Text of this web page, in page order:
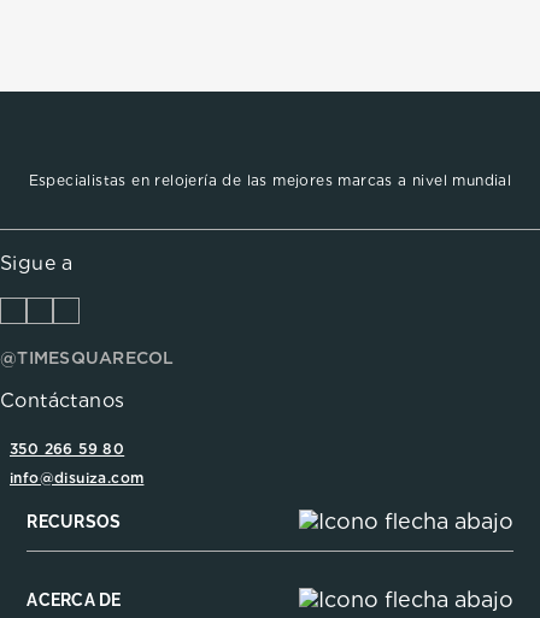
Especialistas en relojería de las mejores marcas a nivel mundial
Sigue a
@TIMESQUARECOL
Contáctanos
350 266 59 80
info@disuiza.com
RECURSOS
ACERCA DE